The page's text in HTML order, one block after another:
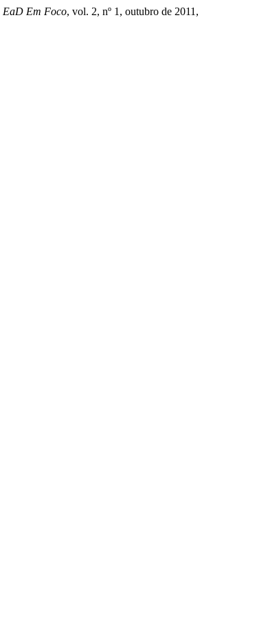
EaD Em Foco, vol. 2, nº 1, outubro de 2011,